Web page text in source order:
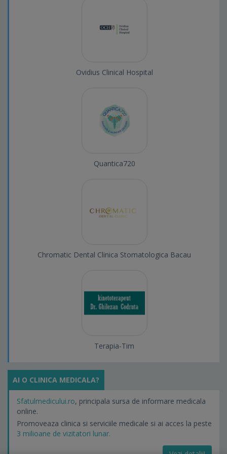
Ovidius Clinical Hospital
Quantica720
Chromatic Dental Clinica Stomatologica Bacau
Terapia-Tim
AI O CLINICA MEDICALA?
Sfatulmedicului.ro, principala sursa de informare medicala
online.
Promoveaza clinica si serviciile medicale si ai acces la peste
3 milioane de vizitatori lunar.